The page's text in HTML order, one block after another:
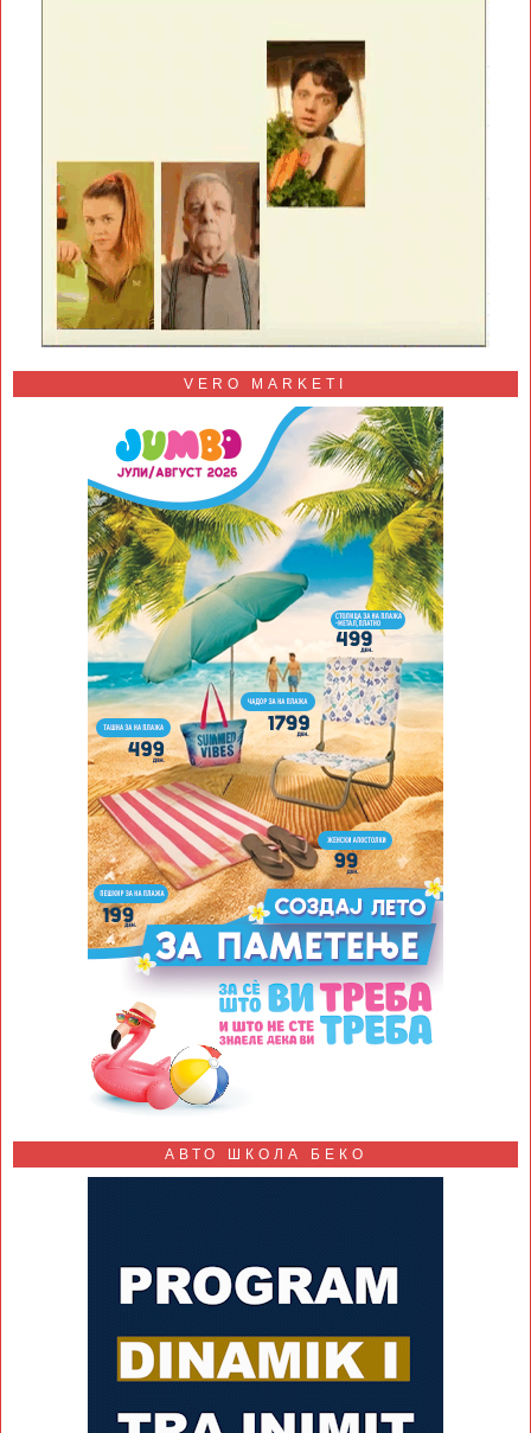
VERO MARKETI
АВТО ШКОЛА БЕКО